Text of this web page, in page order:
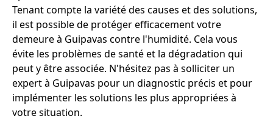
Tenant compte la variété des causes et des solutions,
il est possible de protéger efficacement votre
demeure à Guipavas contre l'humidité. Cela vous
évite les problèmes de santé et la dégradation qui
peut y être associée. N'hésitez pas à solliciter un
expert à Guipavas pour un diagnostic précis et pour
implémenter les solutions les plus appropriées à
votre situation.